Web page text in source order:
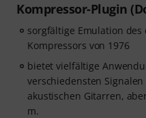
Kompressor-Plugin
sorgfältige Emulation des
Kompressors von 1976
bietet vielfältige
verschiedensten
akustischen Gitarren,
m.